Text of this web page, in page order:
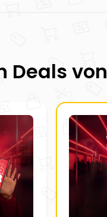
Deals von